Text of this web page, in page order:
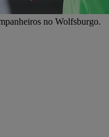
no Wolfsburgo.